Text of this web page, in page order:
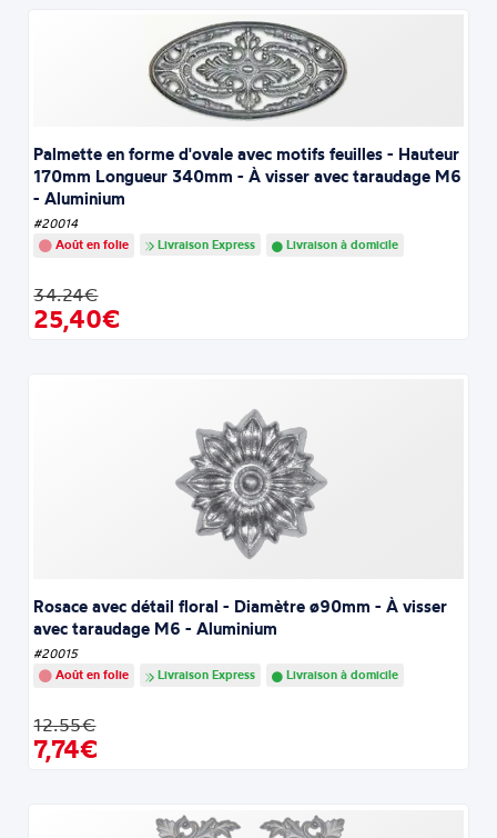
Palmette en forme d'ovale avec motifs feuilles - Hauteur
170mm Longueur 340mm - À visser avec taraudage M6
- Aluminium
#20014
Août en folie
Livraison Express Livraison à domicile
34.24€
25,40€
Rosace avec détail floral - Diamètre ø90mm - À visser
avec taraudage M6 - Aluminium
#20015
Août en folie
Livraison Express Livraison à domicile
12.55€
7,74€